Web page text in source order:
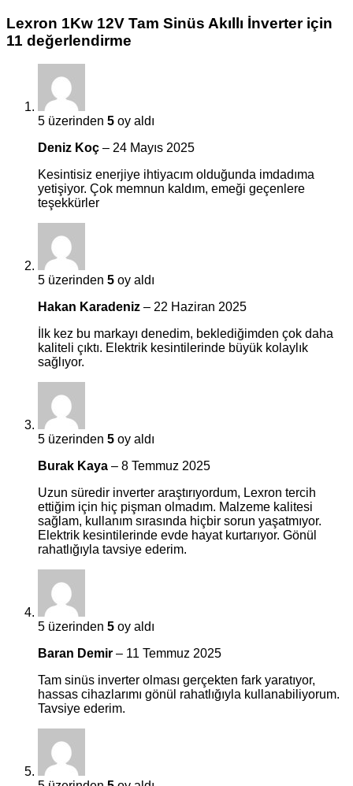
Lexron 1Kw 12V Tam Sinüs Akıllı İnverteriçin
11 değerlendirme
5 üzerinden 5 oy aldı
Deniz Koç – 24 Mayıs 2025
Kesintisiz enerjiye ihtiyacım olduğunda imdadıma
yetişiyor. Çok memnun kaldım, emeği geçenlere
teşekkürler
5 üzerinden 5 oy aldı
Hakan Karadeniz – 22 Haziran 2025
İlk kez bu markayı denedim, beklediğimden çok daha
kaliteli çıktı. Elektrik kesintilerinde büyük kolaylık
sağlıyor.
5 üzerinden 5 oy aldı
Burak Kaya – 8 Temmuz 2025
Uzun süredir inverter araştırıyordum, Lexron tercih
ettiğim için hiç pişman olmadım. Malzeme kalitesi
sağlam, kullanım sırasında hiçbir sorun yaşatmıyor.
Elektrik kesintilerinde evde hayat kurtarıyor. Gönül
rahatlığıyla tavsiye ederim.
5 üzerinden 5 oy aldı
Baran Demir – 11 Temmuz 2025
Tam sinüs inverter olması gerçekten fark yaratıyor,
hassas cihazlarımı gönül rahatlığıyla kullanabiliyorum.
Tavsiye ederim.